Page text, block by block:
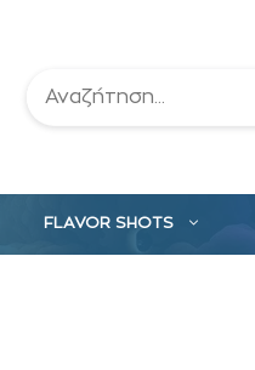
FLAVOR SHOTS